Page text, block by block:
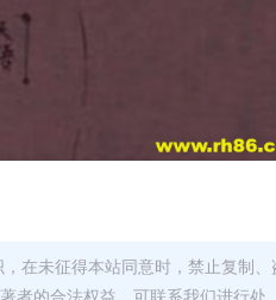
在未征得本站同意时，禁止复制、
者的合法权益，可联系我们进行处